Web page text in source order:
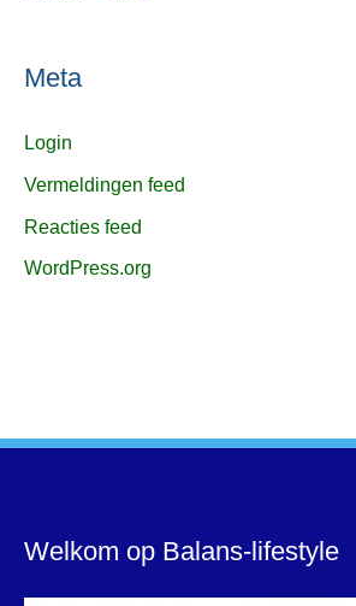
Meta
Login
Vermeldingen feed
Reacties feed
WordPress.org
Welkom op Balans-lifestyle